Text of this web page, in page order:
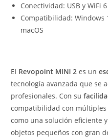
Conectividad: USB y WiFi 6
Compatibilidad: Windows
macOS
El Revopoint MINI 2 es un
tecnología avanzada que se
profesionales. Con su
compatibilidad con
como una solución eficiente
objetos pequeños con gran